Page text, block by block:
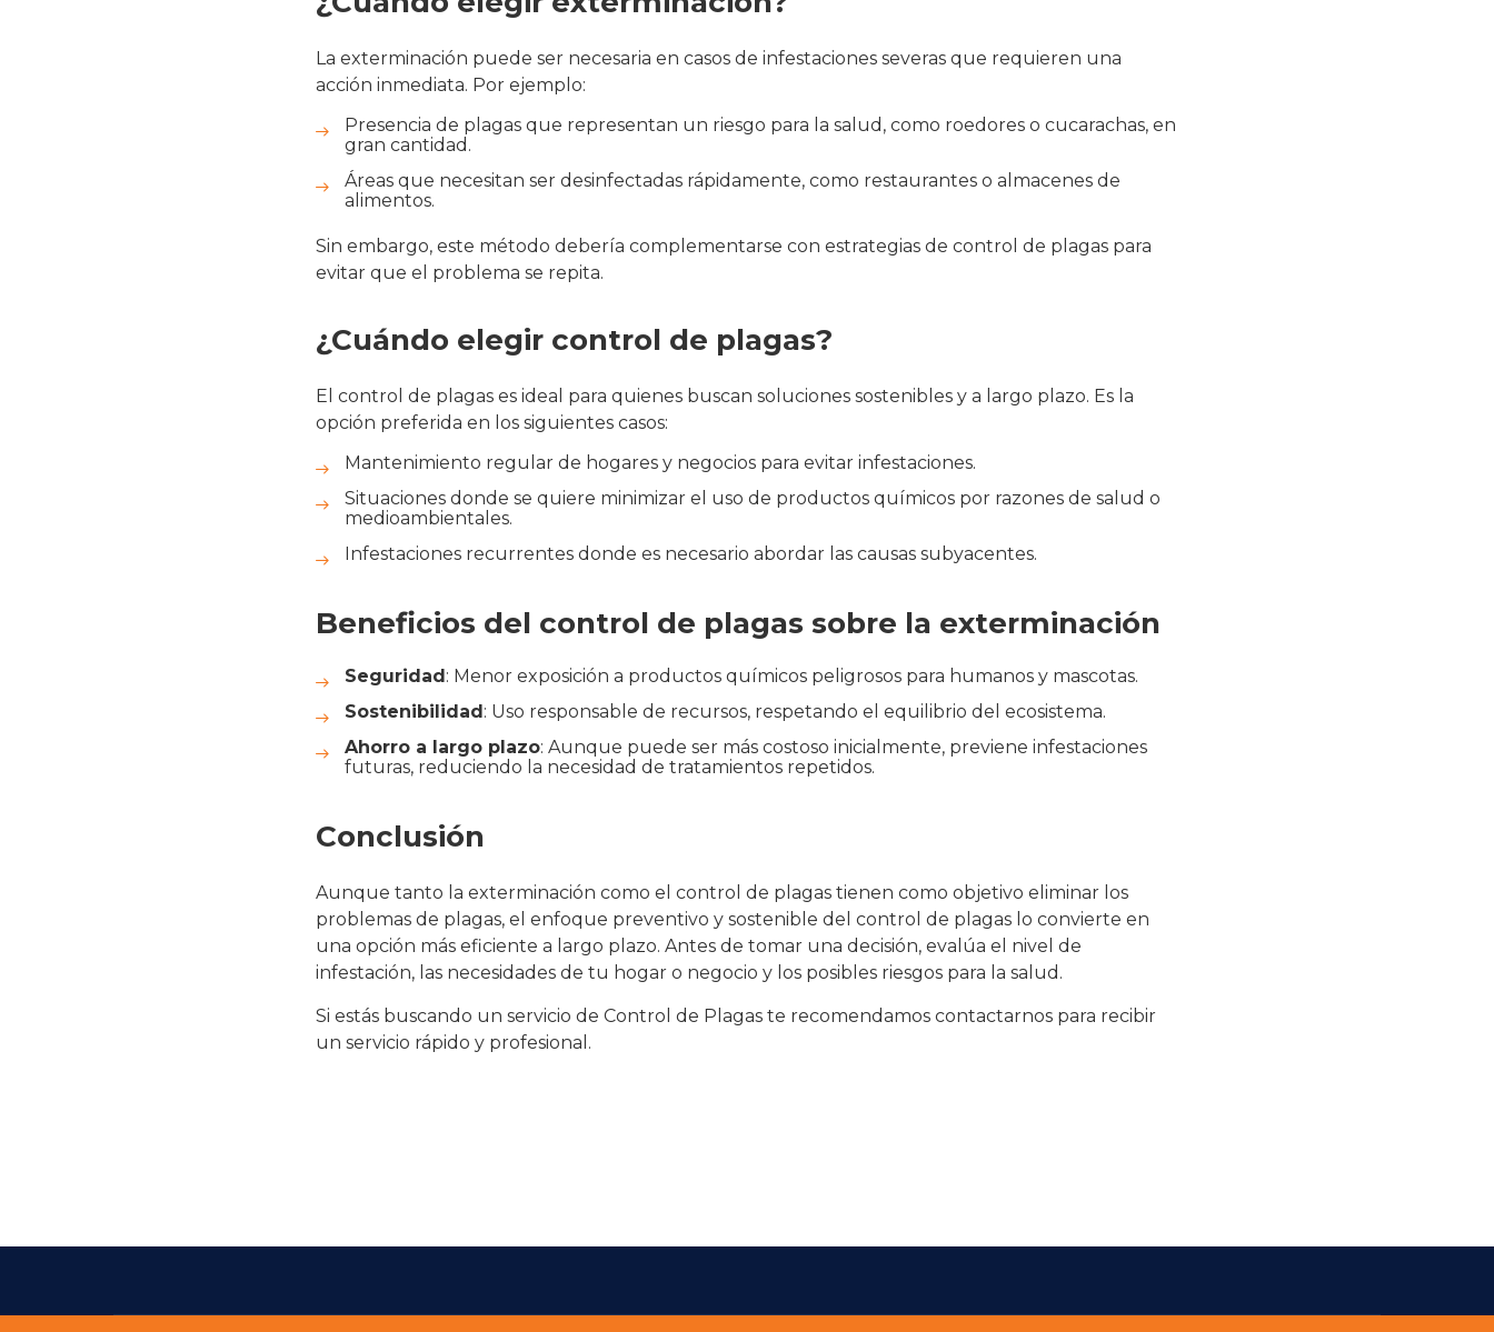
La exterminación puede ser necesaria en casos de infestaciones severas que requieren una
acción inmediata. Por ejemplo:
Presencia de plagas que representan un riesgo para la salud, como roedores o cucarachas, en
gran cantidad.
Áreas que necesitan ser desinfectadas rápidamente, como restaurantes o almacenes de
alimentos.
Sin embargo, este método debería complementarse con estrategias de control de plagas para
evitar que el problema se repita.
¿Cuándo elegir control de plagas?
El control de plagas es ideal para quienes buscan soluciones sostenibles y a largo plazo. Es la
opción preferida en los siguientes casos:
Mantenimiento regular de hogares y negocios para evitar infestaciones.
Situaciones donde se quiere minimizar el uso de productos químicos por razones de salud o
medioambientales.
Infestaciones recurrentes donde es necesario abordar las causas subyacentes.
Beneficios del control de plagas sobre la exterminación
Seguridad: Menor exposición a productos químicos peligrosos para humanos y mascotas.
Sostenibilidad: Uso responsable de recursos, respetando el equilibrio del ecosistema.
Ahorro a largo plazo: Aunque puede ser más costoso inicialmente, previene infestaciones
futuras, reduciendo la necesidad de tratamientos repetidos.
Conclusión
Aunque tanto la exterminación como el control de plagas tienen como objetivo eliminar los
problemas de plagas, el enfoque preventivo y sostenible del control de plagas lo convierte en
una opción más eficiente a largo plazo. Antes de tomar una decisión, evalúa el nivel de
infestación, las necesidades de tu hogar o negocio y los posibles riesgos para la salud.
Si estás buscando un servicio de Control de Plagaste recomendamos contactarnos para recibir
un servicio rápido y profesional.